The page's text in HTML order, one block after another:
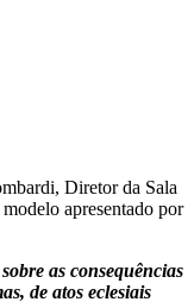
Diretor da Sala
apresentado por
as consequências
de atos eclesiais